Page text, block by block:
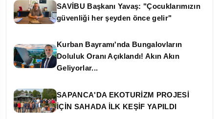
SAVİBU Başkanı Yavaş: "Çocuklarımızın
güvenliği her şeyden önce gelir"
Kurban Bayramı'nda Bungalovların
Doluluk Oranı Açıklandı! Akın Akın
Geliyorlar...
SAPANCA'DA EKOTURİZM PROJESİ
İÇİN SAHADA İLK KEŞİF YAPILDI